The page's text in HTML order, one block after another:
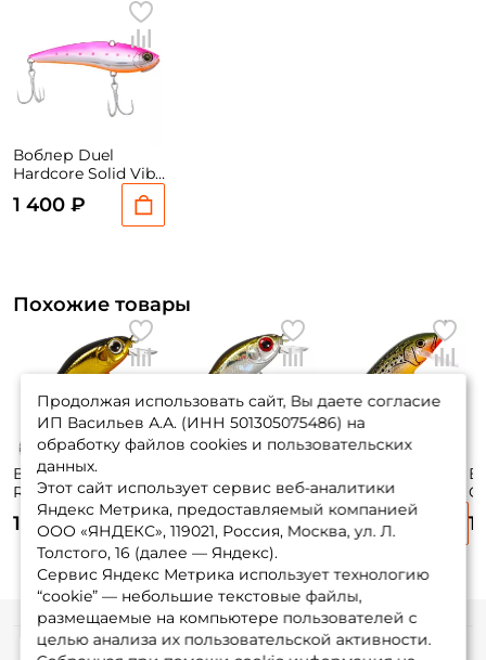
Воблер Duel
Hardcore Solid Vibe
85 8,5см. 35гр. HPI
sinking
1 400 ₽
Похожие товары
Воблер Zipbaits
Rigge 35f 3,5см.
2гр. #050R до 0,8м.
floating
1 750 ₽
Rigge 35f 3,5см.
2гр. 510R до 0,8м.
floating
1 750 ₽
Countdown 05 5см.
5гр. RFSM до 1,8м.
sinking
1 500 ₽ 1
Продолжая использовать сайт, Вы даете согласие
ИП Васильев А.А. (ИНН 501305075486) на
обработку файлов cookies и пользовательских
данных.
Этот сайт использует сервис веб-аналитики
Яндекс Метрика, предоставляемый компанией
ООО «ЯНДЕКС», 119021, Россия, Москва, ул. Л.
Толстого, 16 (далее — Яндекс).
Сервис Яндекс Метрика использует технологию
“cookie” — небольшие текстовые файлы,
размещаемые на компьютере пользователей с
целью анализа их пользовательской активности.